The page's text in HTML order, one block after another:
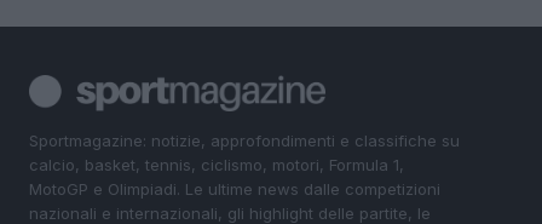
Sportmagazine: notizie, approfondimenti e classifiche su
calcio, basket, tennis, ciclismo, motori, Formula 1,
MotoGP e Olimpiadi. Le ultime news dalle competizioni
nazionali e internazionali, gli highlight delle partite, le